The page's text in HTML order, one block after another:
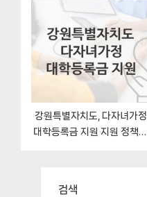
지원혜택 자격조건과 구비서
류
강원특별자치도, 다자녀가정
대학등록금 지원 지원 정책안
검색